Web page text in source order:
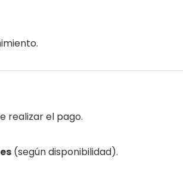
realizar el pago.
(según disponibilidad).